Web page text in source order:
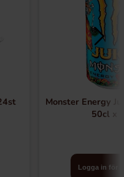
Monster Energy
50cl x
Logga in för